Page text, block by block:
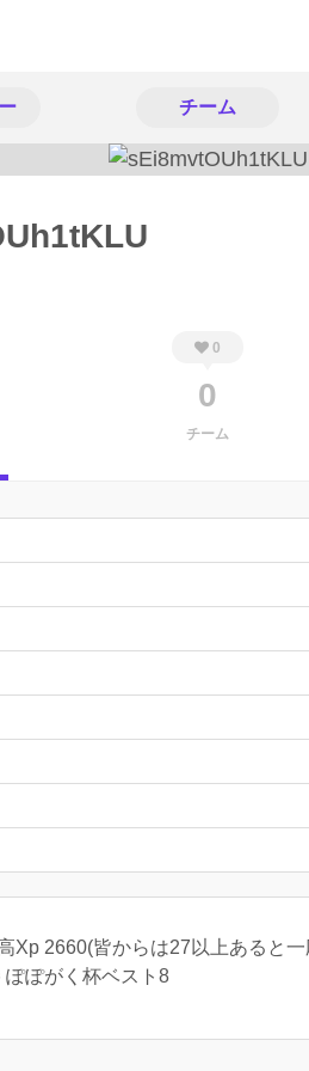
チーム
0
0
チーム
Xp 2660(皆からは27以上あると
ぽがく杯ベスト8